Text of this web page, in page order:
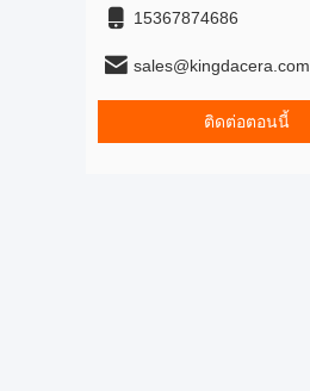
15367874686
sales@kingdacera.com
ติดต่อตอนนี้